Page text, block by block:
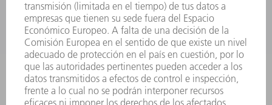
INFORMACIÓN
Preguntas más frecuentes
Condiciones generales de venta
CONTACTO
Departamento de Repuestos
+34 91 657 36 70